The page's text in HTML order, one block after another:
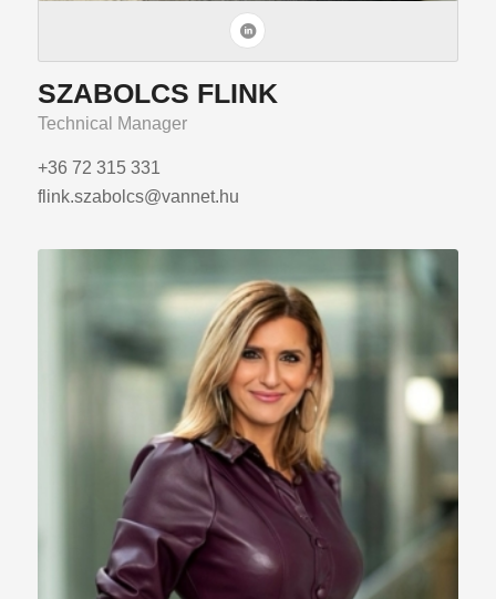
SZABOLCS FLINK
Technical Manager
+36 72 315 331
flink.szabolcs@vannet.hu